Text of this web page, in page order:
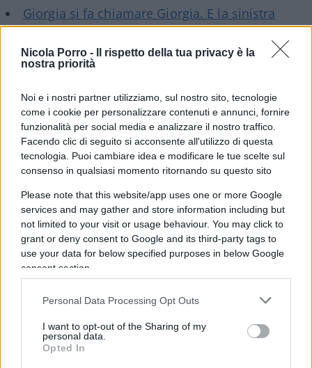
Nicola Porro -
Il rispetto della tua privacy è la
nostra priorità
Noi e i nostri partner utilizziamo, sul nostro sito, tecnologie
come i cookie per personalizzare contenuti e annunci, fornire
funzionalità per social media e analizzare il nostro traffico.
Facendo clic di seguito si acconsente all'utilizzo di questa
tecnologia. Puoi cambiare idea e modificare le tue scelte sul
consenso in qualsiasi momento ritornando su questo sito
Please note that this website/app uses one or more Google
services and may gather and store information including but
not limited to your visit or usage behaviour. You may click to
grant or deny consent to Google and its third-party tags to
use your data for below specified purposes in below Google
consent section.
Personal Data Processing Opt Outs
I want to opt-out of the Sharing of my
personal data.
Opted In
Giorgia si fa chiamare Giorgia. E la sinistra
impazzisce di Nicola Porro
L’all-in di Giorgia detta Giorgia di Giuseppe De
Lorenzo
Ve lo dico francamente:vergognatevi. Mi devi
spiegare che senso ha avuto quella standing
ovation. Devo metterla sullo stesso piano delle
sacrosante commemorazioni dei morti di Acca
Larentia? Due ragazzini ammazzati e Berlinguer
non sono esattamente la stessa cosa. Io non ci
capisco più nulla, mi dovete spiegare che cosa mi
sono perso in questo film.